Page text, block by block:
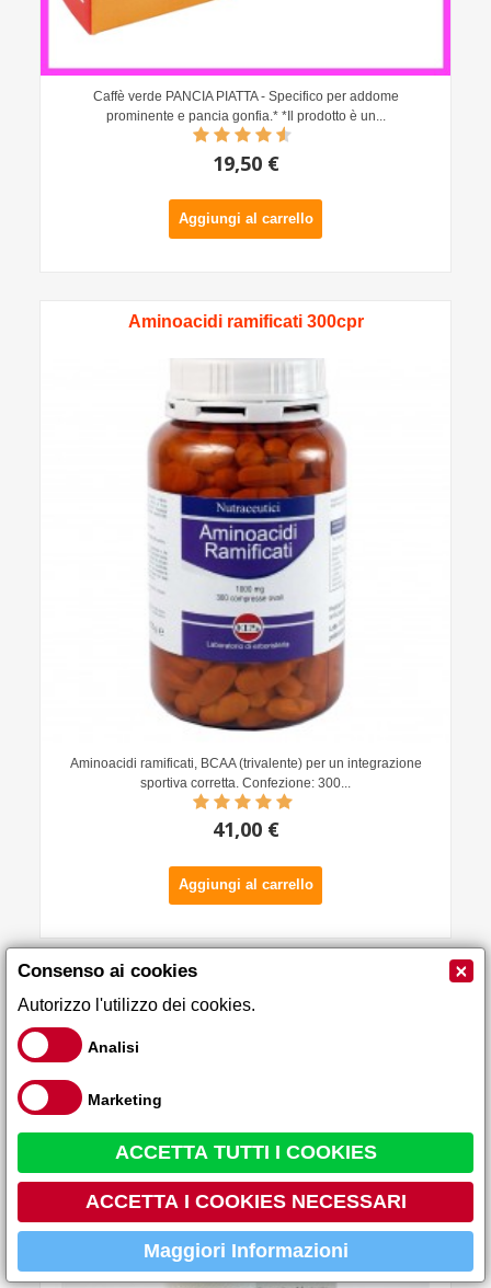
Caffè verde PANCIA PIATTA - Specifico per addome
prominente e pancia gonfia.* *Il prodotto è un...
19,50 €
Aggiungi al carrello
Aminoacidi ramificati 300cpr
Aminoacidi ramificati, BCAA (trivalente) per un integrazione
sportiva corretta. Confezione: 300...
41,00 €
Aggiungi al carrello
Consenso ai cookies ×
Autorizzo l'utilizzo dei cookies.
Analisi
Marketing
ACCETTA TUTTI I COOKIES
ACCETTA I COOKIES NECESSARI
Maggiori Informazioni